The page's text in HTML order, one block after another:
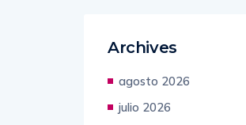
Archives
agosto 2026
julio 2026